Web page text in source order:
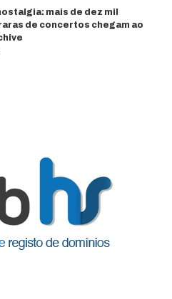
mais de dez mil
de concertos chegam ao